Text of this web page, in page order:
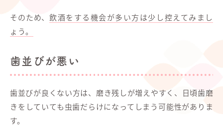
そのため、飲酒をする機会が多い方は少し控えてみまし
ょう。
歯並びが悪い
歯並びが良くない方は、磨き残しが増えやすく、日頃歯磨
きをしていても虫歯だらけになってしまう可能性がありま
す。